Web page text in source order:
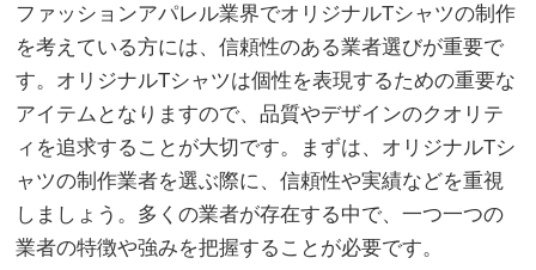
ファッションアパレル業界でオリジナルTシャツの制作
を考えている方には、信頼性のある業者選びが重要で
す。 オリジナルTシャツは個性を表現するための重要な
アイテムとなりますので、品質やデザインのクオリテ
ィを追求することが大切です。まずは、オリジナルTシ
ャツの制作業者を選ぶ際に、信頼性や実績などを重視
しましょう。多くの業者が存在する中で、一つ一つの
業者の特徴や強みを把握することが必要です。